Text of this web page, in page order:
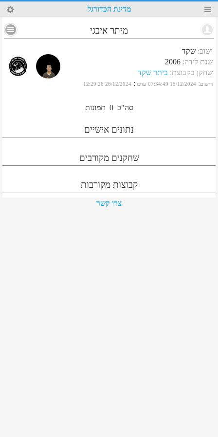
38 מדינת הכדורגל
מיתר איבגי
ישוב: שקד
שנת לידה:
2006
שחקן בקבוצת: ביתר שקד
רישום:
15/12/2024 07:34:49 עדכון:
26/12/2024 12:29:26
סה"כ 0 תמונות
נתונים אישיים
שחקנים מקורבים
קבוצות מקורבות
צרו קשר